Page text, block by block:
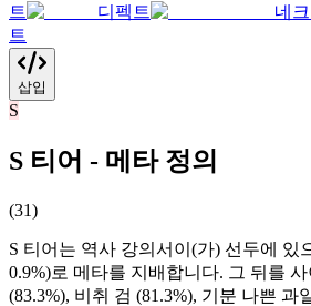
트
디펙트 네
트
삽입
S
S 티어 - 메타 정의
(31)
S 티어는 역사 강의서이(가) 선두에 있
0.9%)로 메타를 지배합니다. 그 뒤를 사
(83.3%), 비취 검 (81.3%), 기분 나쁜 과